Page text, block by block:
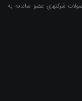
شرکتهای عضو سامانه به